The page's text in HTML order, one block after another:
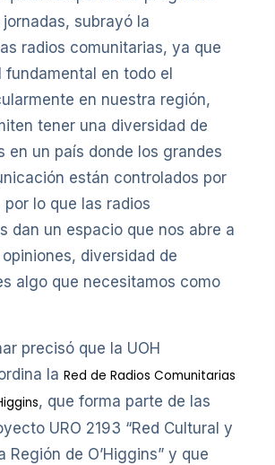
subrayó la
radios comunitarias, ya que
fundamental en todo el
en nuestra región,
tener una diversidad de
en un país donde los grandes
están controlados por
lo que las radios
dan un espacio que nos abre a
diversidad de
algo que necesitamos como
precisó que la UOH
la Red de Radios Comunitarias
, que forma parte de las
URO 2193 “Red Cultural y
Región de O’Higgins” y que